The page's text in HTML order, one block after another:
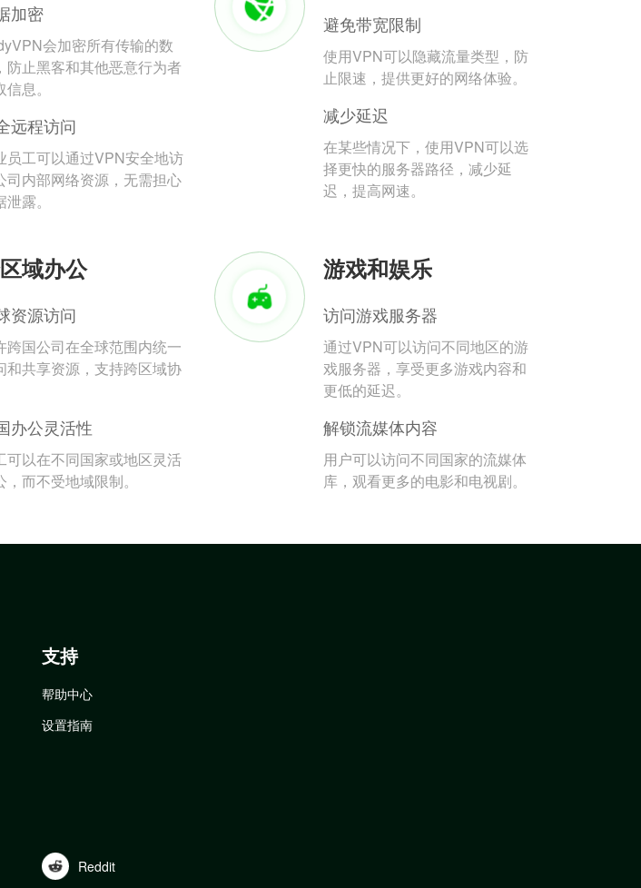
加密
会加密所有传输的数
防止黑客和其他恶意行为者
息。
远程访问
员工可以通过VPN安全地访
司内部网络资源，无需担心
露。
避免带宽限制
使用VPN可以隐藏流量类型，防
止限速，提供更好的网络体验。
减少延迟
在某些情况下，使用VPN可以选
择更快的服务器路径，减少延
迟，提高网速。
域办公
资源访问
跨国公司在全球范围内统一
和共享资源，支持跨区域协
办公灵活性
可以在不同国家或地区灵活
，而不受地域限制。
游戏和娱乐
访问游戏服务器
通过VPN可以访问不同地区的游
戏服务器，享受更多游戏内容和
更低的延迟。
解锁流媒体内容
用户可以访问不同国家的流媒体
库，观看更多的电影和电视剧。
支持
帮助中心
设置指南
Reddit